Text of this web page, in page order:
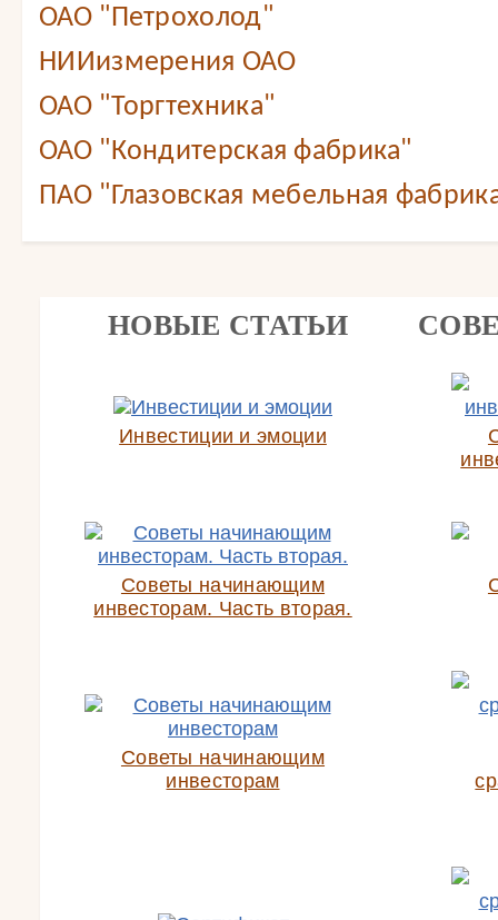
ОАО "Петрохолод"
НИИизмерения ОАО
ОАО "Торгтехника"
ОАО "Кондитерская фабрика"
ПАО "Глазовская мебельная
НОВЫЕ СТАТЬИ
Инвестиции и эмоции
Советы начинающим
инвесторам. Часть вторая.
Советы начинающим
инвесторам